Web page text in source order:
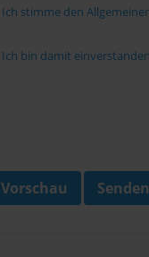
Ich stimme den
Ich bin damit
Vorschau Senden